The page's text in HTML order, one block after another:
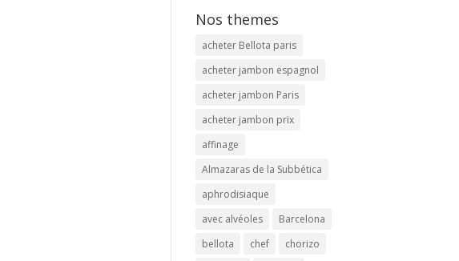
Nos themes
acheter Bellota paris
acheter jambon espagnol
acheter jambon Paris
acheter jambon prix
affinage
Almazaras de la Subbética
aphrodisiaque
avec alvéoles
Barcelona
bellota
chef
chorizo